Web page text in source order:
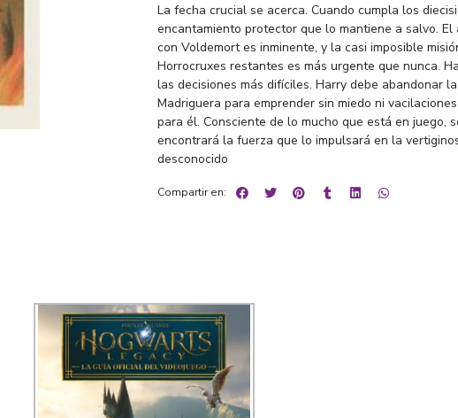
La fecha crucial se acerca. Cuando cumpla los
encantamiento protector que lo mantiene a salvo. El
con Voldemort es inminente, y la casi imposible
Horrocruxes restantes es más urgente que nunca.
las decisiones más difíciles. Harry debe abandonar
Madriguera para emprender sin miedo ni
para él. Consciente de lo mucho que está en juego,
encontrará la fuerza que lo impulsará en la
desconocido
Compartir en: